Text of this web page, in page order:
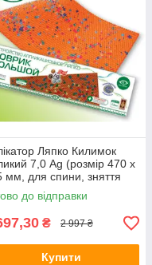
Ляпко Килимок
7,0 Ag (розмір 470 х
мм, для спини, зняття
остеохондроз,
до відправки
₴ 2 997 ₴
Купити